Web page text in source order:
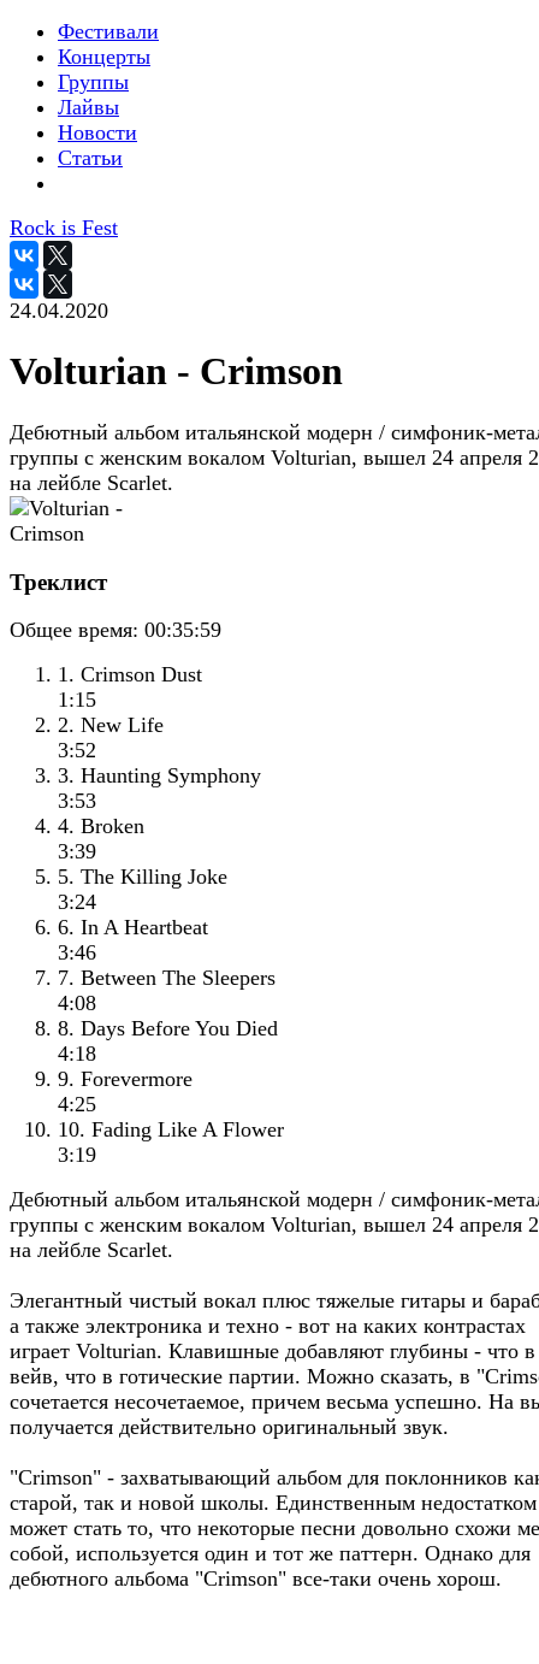
Фестивали
Концерты
Группы
Лайвы
Новости
Статьи
Rock is Fest
24.04.2020
Volturian - Crimson
Дебютный альбом итальянской модерн / симфоник-
группы с женским вокалом Volturian, вышел 24 апреля
на лейбле Scarlet.
Треклист
Общее время: 00:35:59
1. Crimson Dust
1:15
2. New Life
3:52
3. Haunting Symphony
3:53
4. Broken
3:39
5. The Killing Joke
3:24
6. In A Heartbeat
3:46
7. Between The Sleepers
4:08
8. Days Before You Died
4:18
9. Forevermore
4:25
10. Fading Like A Flower
3:19
Дебютный альбом итальянской модерн / симфоник-
группы с женским вокалом Volturian, вышел 24 апреля
на лейбле Scarlet.
Элегантный чистый вокал плюс тяжелые гитары и
а также электроника и техно - вот на каких контрастах
играет Volturian. Клавишные добавляют глубины - что
вейв, что в готические партии. Можно сказать, в
сочетается несочетаемое, причем весьма успешно. На
получается действительно оригинальный звук.
"Crimson" - захватывающий альбом для поклонников
старой, так и новой школы. Единственным недостатком
может стать то, что некоторые песни довольно схожи
собой, используется один и тот же паттерн. Однако для
дебютного альбома "Crimson" все-таки очень хорош.